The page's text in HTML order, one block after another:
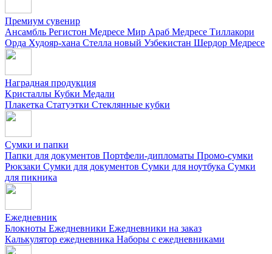
Премиум сувенир
Ансамбль Регистон Медресе Мир Араб Медресе Тиллакори
Орда Худояр-хана Стелла новый Узбекистан Шердор Медресе
Наградная продукция
Kристаллы Кубки Медали
Плакетка Статуэтки Стеклянные кубки
Сумки и папки
Папки для документов Портфели-дипломаты Промо-сумки
Рюкзаки Сумки для документов Сумки для ноутбука Сумки
для пикника
Ежедневник
Блокноты Ежедневники Ежедневники на заказ
Калькулятор ежедневника Наборы с ежедневниками